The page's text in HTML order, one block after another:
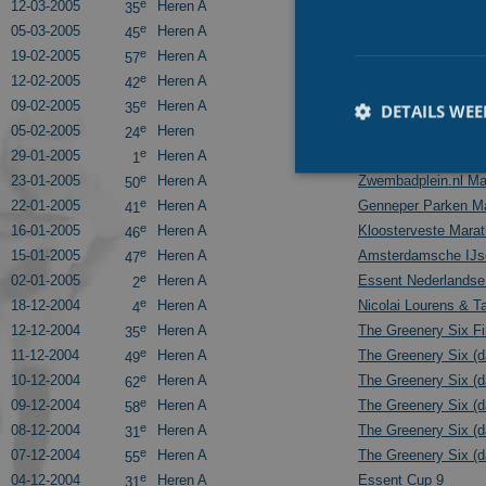
12-03-2005
35e Heren A
05-03-2005
45e Heren A Aannemingsbedrijf
19-02-2005
57e Heren A Oomssport
12-02-2005
42e Heren A
09-02-2005
35e Heren A Kardinge/Time Out
05-02-2005
24e Heren
29-01-2005
1e Heren A
23-01-2005
50e Heren A Zwembadplein.nl
22-01-2005
41e Heren A Genneper Parken
16-01-2005
46e Heren A Kloosterveste
15-01-2005
47e Heren A Amsterdamsche
02-01-2005
2e Heren A Essent
18-12-2004
4e Heren A Nicolai Lourens &
12-12-2004
35e Heren A The Greenery Six
11-12-2004
49e Heren A The Greenery Six
10-12-2004
62e Heren A The Greenery Six
09-12-2004
58e Heren A The Greenery Six
08-12-2004
31e Heren A The Greenery Six
07-12-2004
55e Heren A The Greenery Six
04-12-2004
31e Heren A Essent Cup 9
DETAILS
Prestatiecookies
niet worden gebruikt
Naam
_ga